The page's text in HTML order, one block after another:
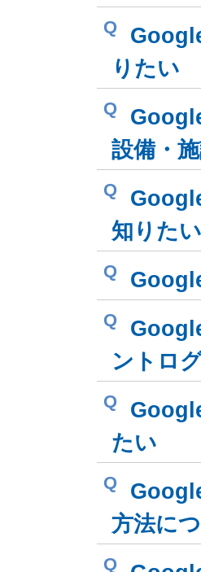
Q
りたい
Q
設備・
Q
知りたい
Q
Q
ントロ
Q
たい
Q
方法に
Q